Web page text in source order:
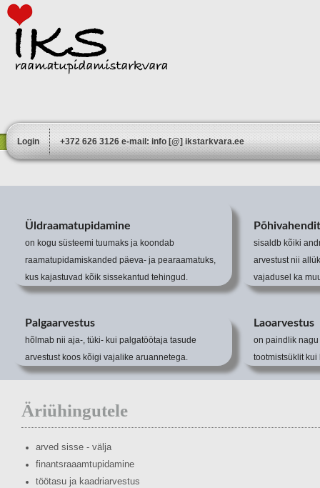
Login +372 626 3126 e-mail: info [@] ikstarkvara.ee
Üldraamatupidamine
on kogu süsteemi tuumaks ja koondab
raamatupidamiskanded päeva- ja pearaamatuks,
kus kajastuvad kõik sissekantud tehingud.
sisaldb kõiki
arvestust nii
vajadusel ka
Palgaarvestus
hõlmab nii aja-, tüki- kui palgatöötaja tasude
arvestust koos kõigi vajalike aruannetega.
Laoarvestus
on paindlik
tootmistsüklit
Äriühingutele
arved sisse - välja
finantsraaamtupidamine
töötasu ja kaadriarvestus